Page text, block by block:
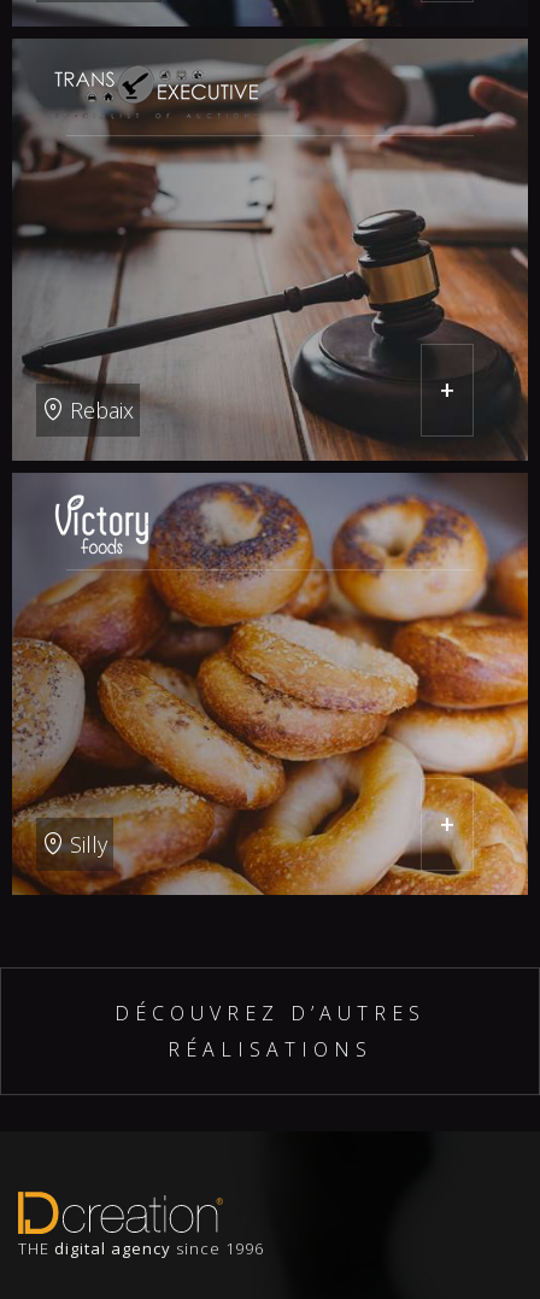
Rebaix
+
Silly
+
DÉCOUVREZ D’AUTRES
RÉALISATIONS
THE digital agency since 1996